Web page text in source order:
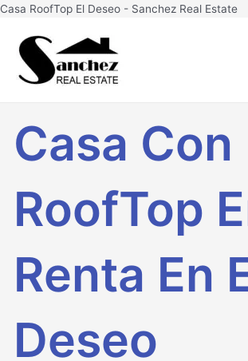
Casa RoofTop El Deseo - Sanchez Real EstateIr
Casa Con
RoofTop
Renta En
Deseo